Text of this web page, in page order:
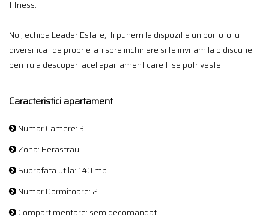
fitness.
Noi, echipa Leader Estate, iti punem la dispozitie un portofoliu
diversificat de proprietati spre inchiriere si te invitam la o discutie
pentru a descoperi acel apartament care ti se potriveste!
Caracteristici apartament
Numar Camere: 3
Zona: Herastrau
Suprafata utila: 140 mp
Numar Dormitoare: 2
Compartimentare: semidecomandat